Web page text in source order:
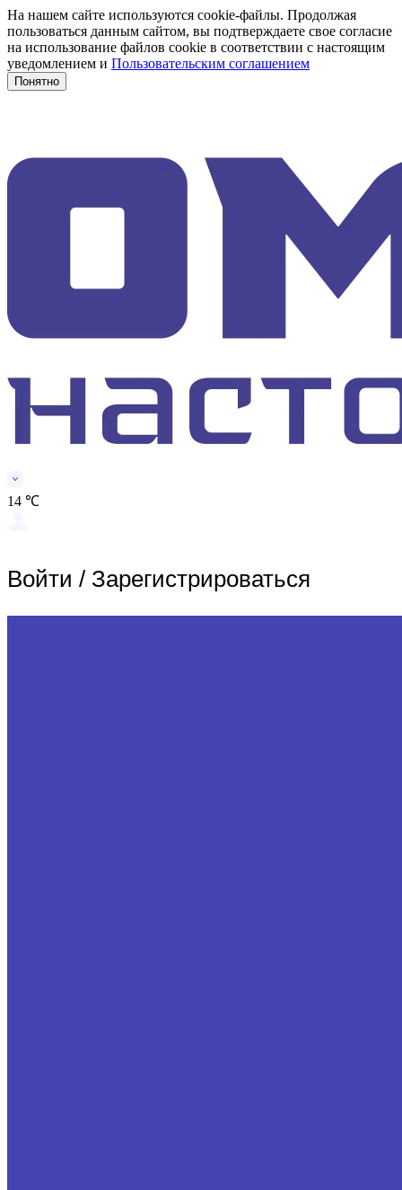
На нашем сайте используются cookie-файлы. Продолжая
пользоваться данным сайтом, вы подтверждаете свое согласие
на использование файлов cookie в соответствии с настоящим
уведомлением и Пользовательским соглашением
Понятно
14 ℃
Войти / Зарегистрироваться